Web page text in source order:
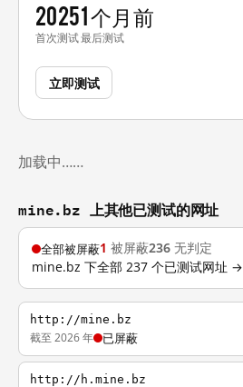
2025
首次测试
1 个月前
最后测试
立即测试
加载中……
mine.bz 上其他已测试的网址
全部被屏蔽1 被屏蔽236 无判定
mine.bz 下全部 237 个已测试网址 →
http://mine.bz
截至 2026 年 已屏蔽
http://h.mine.bz